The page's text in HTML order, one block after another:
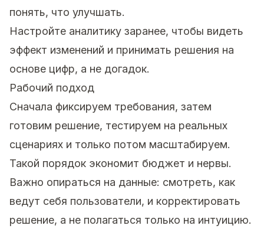
понять, что улучшать.
Настройте аналитику заранее, чтобы видеть
эффект изменений и принимать решения на
основе цифр, а не догадок.
Рабочий подход
Сначала фиксируем требования, затем
готовим решение, тестируем на реальных
сценариях и только потом масштабируем.
Такой порядок экономит бюджет и нервы.
Важно опираться на данные: смотреть, как
ведут себя пользователи, и корректировать
решение, а не полагаться только на интуицию.